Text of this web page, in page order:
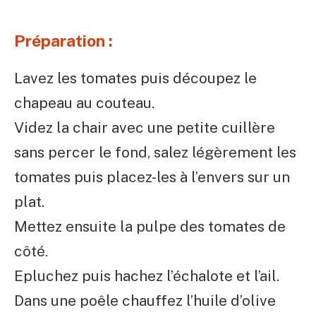
Préparation :
Lavez les tomates puis découpez le
chapeau au couteau.
Videz la chair avec une petite cuillère
sans percer le fond, salez légèrement les
tomates puis placez-les à l’envers sur un
plat.
Mettez ensuite la pulpe des tomates de
côté.
Epluchez puis hachez l’échalote et l’ail.
Dans une poêle chauffez l’huile d’olive